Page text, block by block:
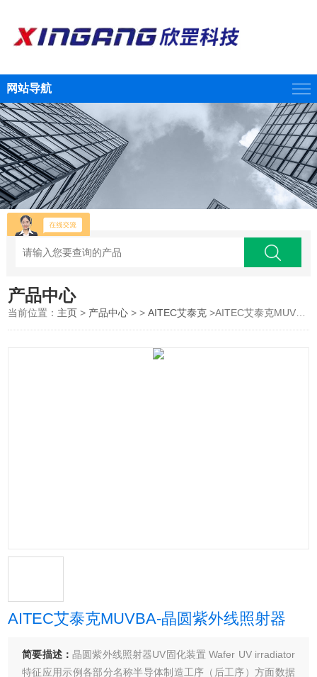
网站导航
产品中心
当前位置： 主页 > 产品中心 > >AITEC艾泰克 >AITEC艾泰克MUVBA-晶圆紫外线照射器
AITEC艾泰克MUVBA-晶圆紫外线照射器
简要描述：晶圆紫外线照射器UV固化装置 Wafer UV irradiator
特征应用示例各部分名称半导体制造工序（后工序）方面数据